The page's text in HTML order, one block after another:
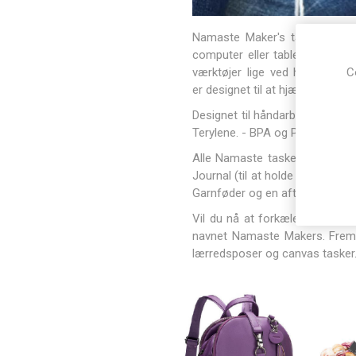
Namaste Maker's tasker er
computer eller tablet, din
værktøjer lige ved hånden.
er designet til at hjælpe dig
Designet til håndarbejde -
Terylene. - BPA og PVC-fri.
Alle Namaste tasker leveres
Journal (til at holde styr på
Garnføder og en aftagelig
Vil du nå at forkæle dig selv
navnet Namaste Makers.
lærredsposer og canvas tasker.